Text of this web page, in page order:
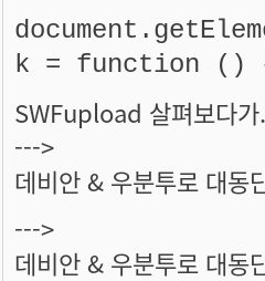
k = function ()
SWFupload 살펴보다
--->
데비안 & 우분투로 대동
--->
데비안 & 우분투로 대동